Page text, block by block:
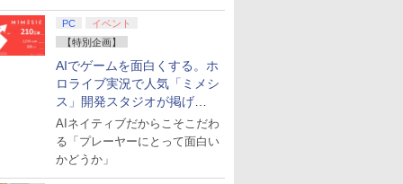
てみた
PC
イベント
【特別企画】
AIでゲームを面白くする。ホ
ロライブ実況で人気「ミメシ
ス」開発スタジオが掲げ
る“AI活用の信念”とは？【講
演レポート】
AIネイティブだからこそこだわ
る「プレーヤーにとって面白い
かどうか」